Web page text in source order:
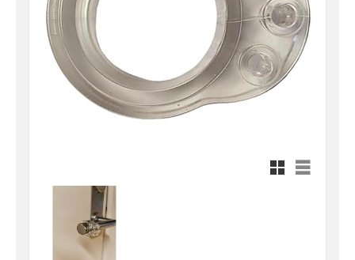
Rutnätsvy
Listvy